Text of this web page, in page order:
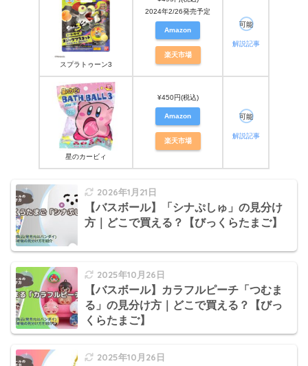
スプラトゥーン3
2024年2/26発売予定
Amazon
楽天市場
可能
解説記事
星のカービィ
¥450円(税込)
Amazon
楽天市場
可能
解説記事
2026年1月21日
【バスボール】「シナぷしゅ」の見分け
方｜どこで買える？【びっくらたまご】
2025年10月26日
【バスボール】カラフルピーチ「つむま
る」の見分け方｜どこで買える？【びっ
くらたまご】
2025年10月26日